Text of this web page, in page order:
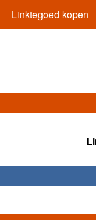
Linktegoed kopen